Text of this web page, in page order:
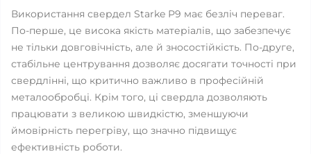
Використання свердел Starke Р9 має безліч переваг.
По-перше, це висока якість матеріалів, що забезпечує
не тільки довговічність, але й зносостійкість. По-друге,
стабільне центрування дозволяє досягати точності при
свердлінні, що критично важливо в професійній
металообробці. Крім того, ці свердла дозволяють
працювати з великою швидкістю, зменшуючи
ймовірність перегріву, що значно підвищує
ефективність роботи.